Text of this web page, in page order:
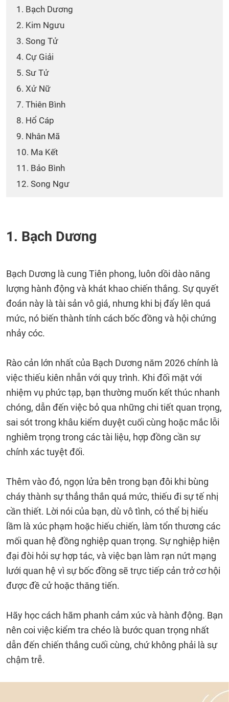
1. Bạch Dương
2. Kim Ngưu
3. Song Tử
4. Cự Giải
5. Sư Tử
6. Xử Nữ
7. Thiên Bình
8. Hổ Cáp
9. Nhân Mã
10. Ma Kết
11. Bảo Bình
12. Song Ngư
1. Bạch Dương
Bạch Dương là cung Tiên phong, luôn dồi dào năng
lượng hành động và khát khao chiến thắng. Sự quyết
đoán này là tài sản vô giá, nhưng khi bị đẩy lên quá
mức, nó biến thành tính cách bốc đồng và hội chứng
nhảy cóc.
Rào cản lớn nhất của Bạch Dương năm 2026 chính là
việc thiếu kiên nhẫn với quy trình. Khi đối mặt với
nhiệm vụ phức tạp, bạn thường muốn kết thúc nhanh
chóng, dẫn đến việc bỏ qua những chi tiết quan trọng,
sai sót trong khâu kiểm duyệt cuối cùng hoặc mắc lỗi
nghiêm trọng trong các tài liệu, hợp đồng cần sự
chính xác tuyệt đối.
Thêm vào đó, ngọn lửa bên trong bạn đôi khi bùng
cháy thành sự thẳng thắn quá mức, thiếu đi sự tế nhị
cần thiết. Lời nói của bạn, dù vô tình, có thể bị hiểu
lầm là xúc phạm hoặc hiếu chiến, làm tổn thương các
mối quan hệ đồng nghiệp quan trọng. Sự nghiệp hiện
đại đòi hỏi sự hợp tác, và việc bạn làm rạn nứt mạng
lưới quan hệ vì sự bốc đồng sẽ trực tiếp cản trở cơ hội
được đề cử hoặc thăng tiến.
Hãy học cách hãm phanh cảm xúc và hành động. Bạn
nên coi việc kiểm tra chéo là bước quan trọng nhất
dẫn đến chiến thắng cuối cùng, chứ không phải là sự
chậm trễ.